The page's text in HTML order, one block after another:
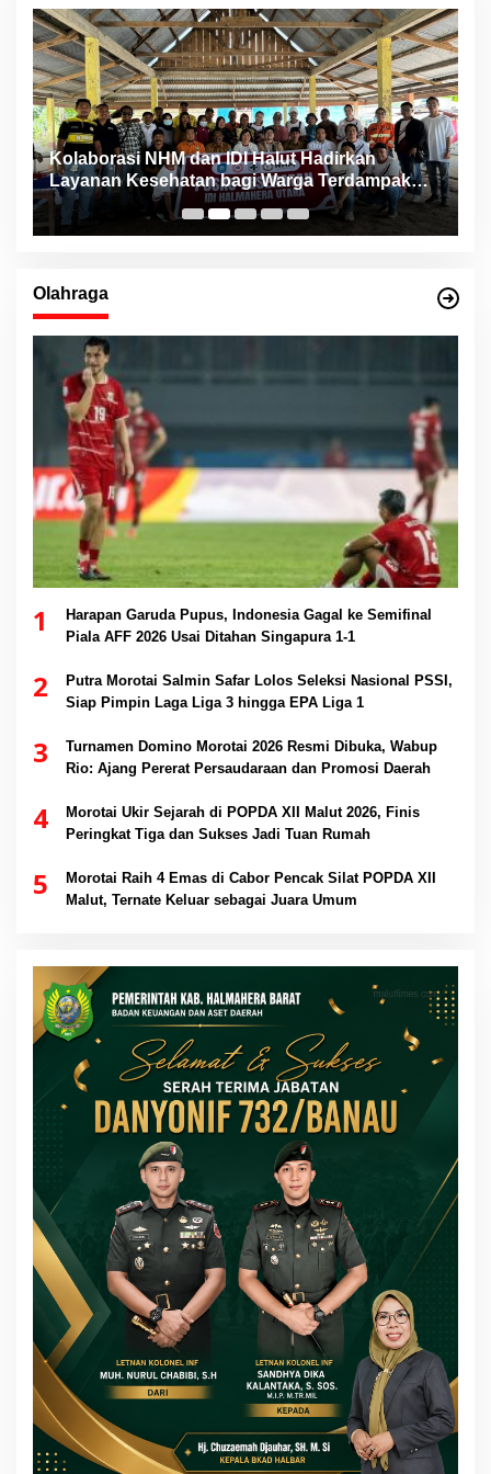
Kolaborasi NHM dan IDI Halut Hadirkan
Layanan Kesehatan bagi Warga Terdampak
Bencana Kao Barat
Olahraga
1
Harapan Garuda Pupus, Indonesia Gagal ke Semifinal
Piala AFF 2026 Usai Ditahan Singapura 1-1
2
Putra Morotai Salmin Safar Lolos Seleksi Nasional PSSI,
Siap Pimpin Laga Liga 3 hingga EPA Liga 1
3
Turnamen Domino Morotai 2026 Resmi Dibuka, Wabup
Rio: Ajang Pererat Persaudaraan dan Promosi Daerah
4
Morotai Ukir Sejarah di POPDA XII Malut 2026, Finis
Peringkat Tiga dan Sukses Jadi Tuan Rumah
5
Morotai Raih 4 Emas di Cabor Pencak Silat POPDA XII
Malut, Ternate Keluar sebagai Juara Umum